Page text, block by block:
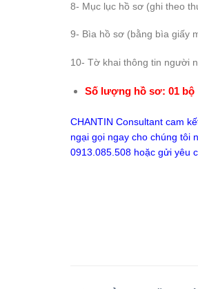
8- Mục lục hồ sơ (ghi theo
9- Bìa hồ sơ (bằng bìa giấy
10- Tờ khai thông tin người
Số lượng hồ sơ: 01 bộ
CHANTIN Consultant cam
ngại gọi ngay cho chúng tôi
0913.085.508 hoặc gửi yêu